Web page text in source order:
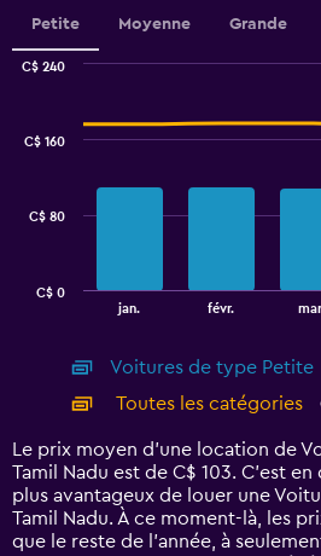
Petite Moyenne Grande
displaying
categories.
Range:
14
categories.
The
chart
has
jan. févr.
C$ 0
C$ 80
C$ 160
C$ 240
Voitures de type Petite
Toutes les catégories
Le prix moyen d’une location de
Tamil Nadu est de C$ 103. C’est
plus avantageux de louer une
Tamil Nadu. À ce moment-là, les
que le reste de l’année, à